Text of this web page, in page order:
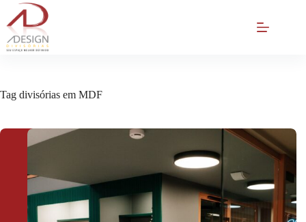
Pular
para
conteúdo
Tag divisórias em MDF